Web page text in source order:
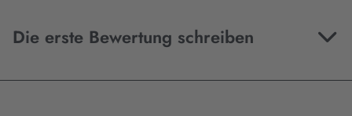
Die erste Bewertung schreiben